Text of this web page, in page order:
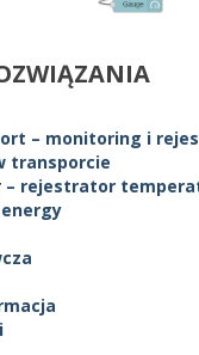
– monitoring i
transporcie
– rejestrator